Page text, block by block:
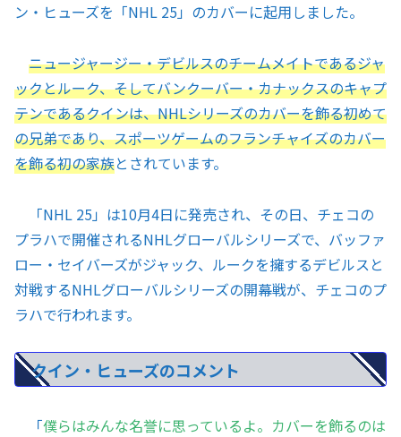
ン・ヒューズを「NHL 25」のカバーに起用しました。
ニュージャージー・デビルスのチームメイトであるジャ
ックとルーク、そしてバンクーバー・カナックスのキャプ
テンであるクインは、NHLシリーズのカバーを飾る初めて
の兄弟であり、スポーツゲームのフランチャイズのカバー
を飾る初の家族とされています。
「NHL 25」は10月4日に発売され、その日、チェコの
プラハで開催されるNHLグローバルシリーズで、バッファ
ロー・セイバーズがジャック、ルークを擁するデビルスと
対戦するNHLグローバルシリーズの開幕戦が、チェコのプ
ラハで行われます。
クイン・ヒューズのコメント
「僕らはみんな名誉に思っているよ。カバーを飾るのは